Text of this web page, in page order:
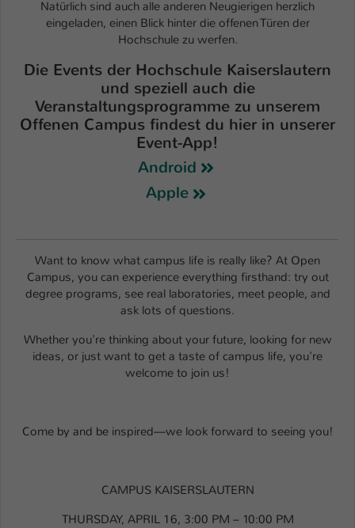
Natürlich sind auch alle anderen Neugierigen herzlich
eingeladen, einen Blick hinter die offenen Türen der
Hochschule zu werfen.
Die Events der Hochschule Kaiserslautern
und speziell auch die
Veranstaltungsprogramme zu unserem
Offenen Campus findest du hier in unserer
Event-App!
Android
Apple
Want to know what campus life is really like? At Open
Campus, you can experience everything firsthand: try out
degree programs, see real laboratories, meet people, and
ask lots of questions.
Whether you're thinking about your future, looking for new
ideas, or just want to get a taste of campus life, you're
welcome to join us!
Come by and be inspired—we look forward to seeing you!
CAMPUS KAISERSLAUTERN
THURSDAY, APRIL 16, 3:00 PM – 10:00 PM
Zweck
Einstellungen. Unter anderem eine zufällig
generierte ID, für die historische
Speicherung Ihrer vorgenommen
Betreiber dies eingestellt hat.
Name fe_typo_user / PHPSESSID
TYPO3
1 Woche
Zweck
eines Intranet-Logins die Session-ID. So
kann der eingeloggte Benutzer
wiedererkannt werden und es wird ihm
Zugang zu geschützten Bereichen
Dieser Cookie teilt der Webseite mit, ob
angemeldet ist und Rechte besitzt diese